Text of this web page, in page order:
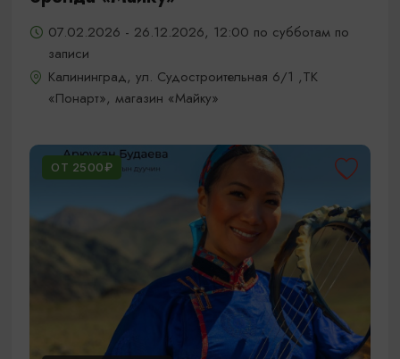
07.02.2026 - 26.12.2026, 12:00 по субботам по
записи
Калининград, ул. Судостроительная 6/1 ,ТК
«Понарт», магазин «Майку»
ОТ 2500₽